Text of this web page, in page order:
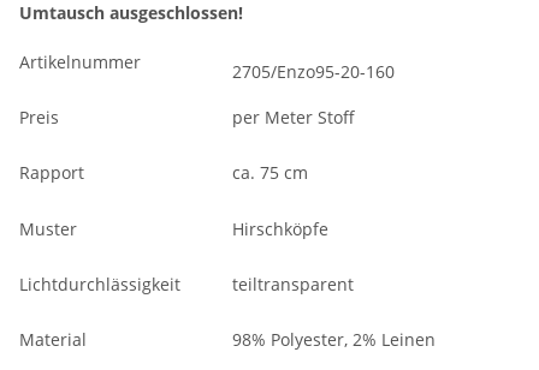
Umtausch ausgeschlossen!
Artikelnummer
2705/Enzo95-20-160
Preis
per Meter Stoff
Rapport ca. 75 cm
Muster Hirschköpfe
Lichtdurchlässigkeit teiltransparent
Material 98% Polyester, 2% Leinen